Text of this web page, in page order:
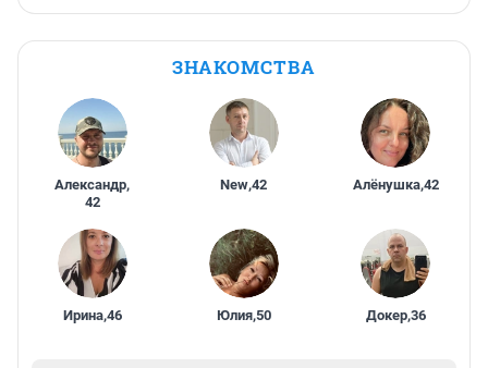
ЗНАКОМСТВА
Александр,
42
New,42 Алёнушка,42
Ирина,46 Юлия,50 Докер,36